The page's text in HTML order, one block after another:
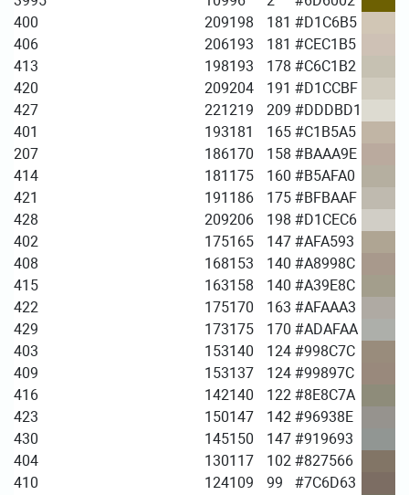
400
209198 181 #D1C6B5
406
206193 181 #CEC1B5
413
198193 178 #C6C1B2
420
209204 191 #D1CCBF
427
221 219 209 #DDDBD1
401
193181 165 #C1B5A5
207
186170 158 #BAAA9E
414
181 175 160 #B5AFA0
421
191 186 175 #BFBAAF
428
209206 198 #D1CEC6
402
175165 147 #AFA593
408
168153 140 #A8998C
415
163158 140 #A39E8C
422
175170 163 #AFAAA3
429
173175 170 #ADAFAA
403
153140 124 #998C7C
409
153137 124 #99897C
416
142140 122 #8E8C7A
423
150147 142 #96938E
430
145150 147 #919693
404
130117 102 #827566
410
124109 99
#7C6D63